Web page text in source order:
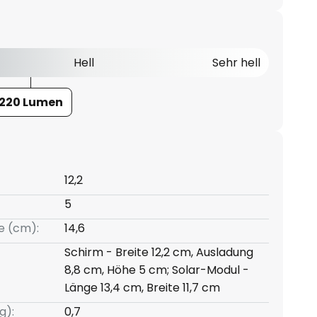
Hell Sehr hell
220 Lumen
12,2
5
(cm):
14,6
Schirm - Breite 12,2 cm, Ausladung
8,8 cm, Höhe 5 cm; Solar-Modul -
Länge 13,4 cm, Breite 11,7 cm
0,7